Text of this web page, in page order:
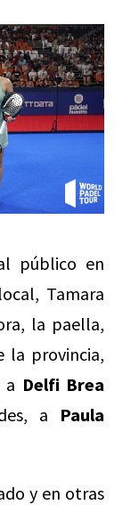
público en
Tamara
la paella,
la provincia,
a Delfi Brea
a Paula
y en otras